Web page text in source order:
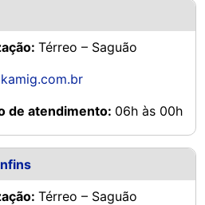
Térreo – Saguão
de atendimento: 06h às 00h
Térreo – Saguão